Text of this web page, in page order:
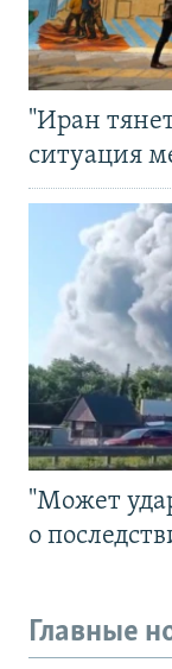
"Иран
ситуация
"Может
о
Главные